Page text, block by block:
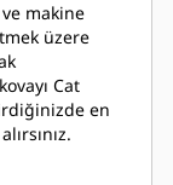
makine
üzere
Cat
en